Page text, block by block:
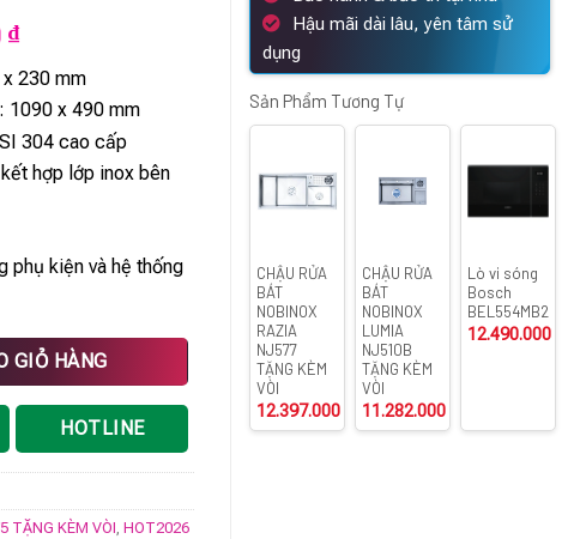
₫.
₫Giá
hiện
tại
là:
11.987.000 ₫.
230 mm
1090 x 490 mm
304 cao cấp
hợp lớp inox bên
phụ kiện và hệ thống
TẶNG KÈM VÒI số lượng
GIỎ HÀNG
HOTLINE
TẶNG KÈM VÒI,HOT2026
Hậu mãi dài lâu, yên tâm sử
dụng
Sản Phẩm Tương Tự
CHẬU RỬA
BÁT
NOBINOX
RAZIA
NJ577
TẶNG KÈM
VÒI
12.397.000
CHẬU RỬA
BÁT
NOBINOX
LUMIA
NJ510B
TẶNG KÈM
VÒI
11.282.000
Lò vi sóng
Bosch
BEL554MB2
12.490.000